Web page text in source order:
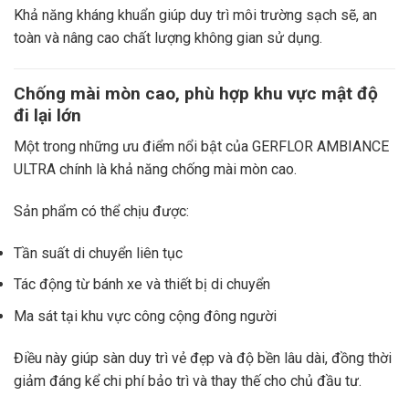
Khả năng kháng khuẩn giúp duy trì môi trường sạch sẽ, an
toàn và nâng cao chất lượng không gian sử dụng.
Chống mài mòn cao, phù hợp khu vực mật độ
đi lại lớn
Một trong những ưu điểm nổi bật của GERFLOR AMBIANCE
ULTRA chính là khả năng chống mài mòn cao.
Sản phẩm có thể chịu được:
Tần suất di chuyển liên tục
Tác động từ bánh xe và thiết bị di chuyển
Ma sát tại khu vực công cộng đông người
Điều này giúp sàn duy trì vẻ đẹp và độ bền lâu dài, đồng thời
giảm đáng kể chi phí bảo trì và thay thế cho chủ đầu tư.